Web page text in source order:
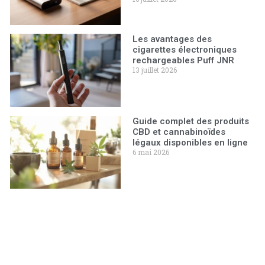
Les avantages des
cigarettes électroniques
rechargeables Puff JNR
13 juillet 2026
Guide complet des produits
CBD et cannabinoïdes
légaux disponibles en ligne
6 mai 2026